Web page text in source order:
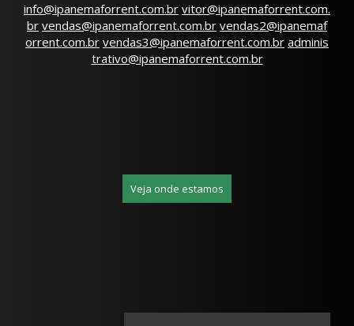
info@ipanemaforrent.com.br vitor@ipanemaforrent.com.
br vendas@ipanemaforrent.com.br vendas2@ipanemaf
orrent.com.br vendas3@ipanemaforrent.com.br adminis
trativo@ipanemaforrent.com.br
Veja onde estamos